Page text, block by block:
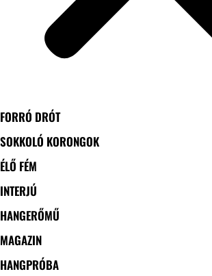
FORRÓ DRÓT
SOKKOLÓ KORONGOK
ÉLŐ FÉM
INTERJÚ
HANGERŐMŰ
MAGAZIN
HANGPRÓBA